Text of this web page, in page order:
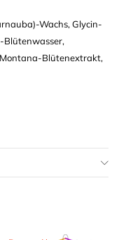
Wachs, Glycin-
Blütenwasser,
Blütenextrakt,